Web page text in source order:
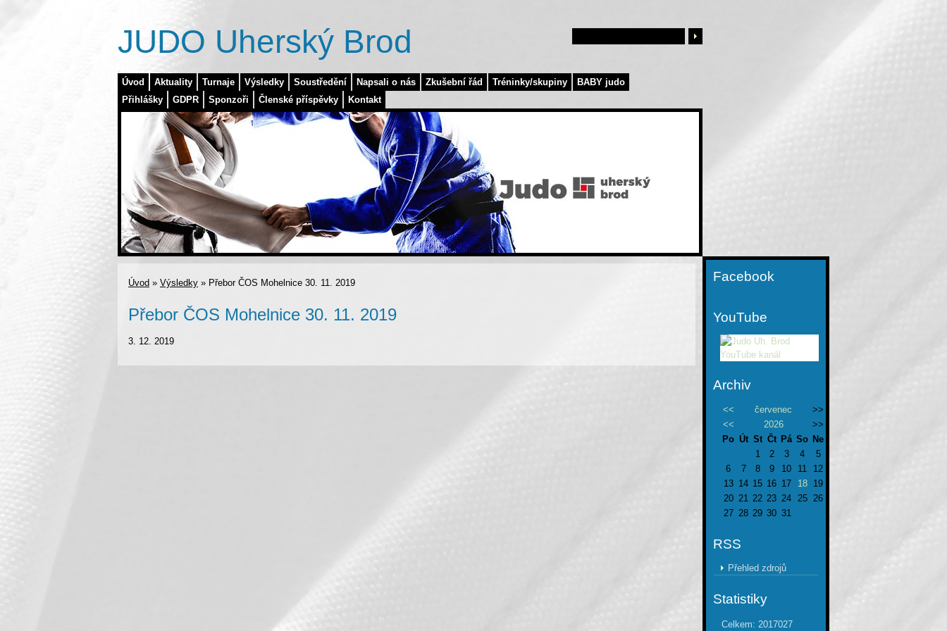
Úvod Aktuality Turnaje Výsledky Soustředění Napsali o nás Zkušební řád Tréninky/skupiny
BABY judo
Přihlášky
GDPR Sponzoři Členské příspěvky Kontakt
JUDO Uherský Brod
Úvod » Výsledky » Přebor ČOS Mohelnice 30. 11. 2019
Přebor ČOS Mohelnice 30. 11. 2019
3. 12. 2019
Facebook
YouTube
Archiv
<< červenec
>>
<<
2026
>>
Po Út St Čt Pá So Ne
1
2 3 4
5
6
7 8 9 10 11
12
13 14 15 16 17 18
19
20 21 22 23 24 25 26
27 28 29 30 31
RSS
Přehled zdrojů
Statistiky
Celkem: 2017027